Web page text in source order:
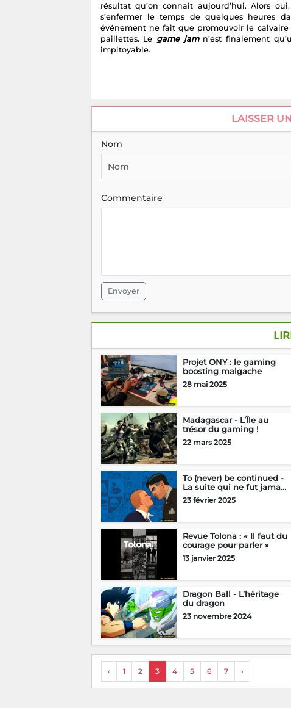
résultat qu’on connaît aujourd’hui. Alors
s’enfermer le temps de quelques heures
événement ne fait que promouvoir le
paillettes. Le game jamn’est finalement
impitoyable.
LAISSER
Nom
Commentaire
Envoyer
Projet ONY : le gaming
boosting malgache
28 mai 2025
Madagascar - L’Île au
trésor du gaming !
22 mars 2025
To (never) be continued -
La suite qui ne fut jama...
23 février 2025
Revue Tolona : « Il faut du
courage pour parler »
13 janvier 2025
Dragon Ball - L’héritage
du dragon
23 novembre 2024
‹ 1 2 3 4 5 6 7 ›